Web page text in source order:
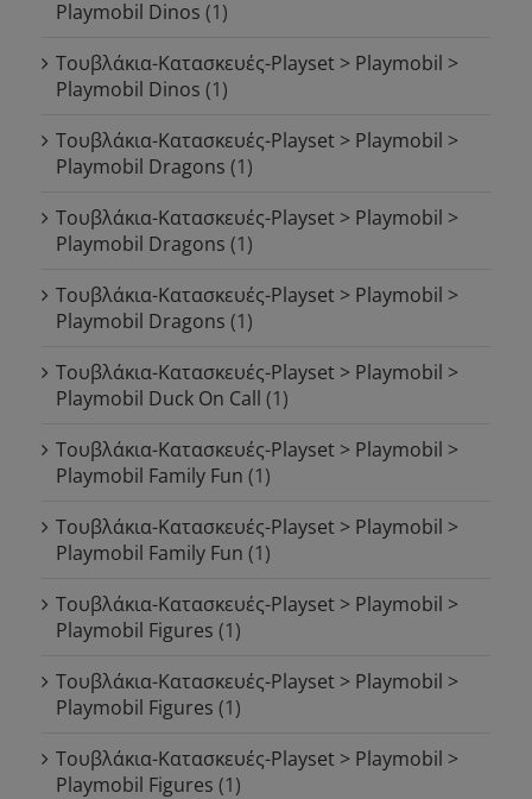
Playmobil Dinos (1)
Τουβλάκια-Κατασκευές-Playset > Playmobil >
Playmobil Dinos (1)
Τουβλάκια-Κατασκευές-Playset > Playmobil >
Playmobil Dragons (1)
Τουβλάκια-Κατασκευές-Playset > Playmobil >
Playmobil Dragons (1)
Τουβλάκια-Κατασκευές-Playset > Playmobil >
Playmobil Dragons (1)
Τουβλάκια-Κατασκευές-Playset > Playmobil >
Playmobil Duck On Call (1)
Τουβλάκια-Κατασκευές-Playset > Playmobil >
Playmobil Family Fun (1)
Τουβλάκια-Κατασκευές-Playset > Playmobil >
Playmobil Family Fun (1)
Τουβλάκια-Κατασκευές-Playset > Playmobil >
Playmobil Figures (1)
Τουβλάκια-Κατασκευές-Playset > Playmobil >
Playmobil Figures (1)
Τουβλάκια-Κατασκευές-Playset > Playmobil >
Playmobil Figures (1)